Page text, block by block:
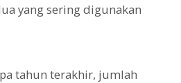
yang sering digunakan
tahun terakhir, jumlah